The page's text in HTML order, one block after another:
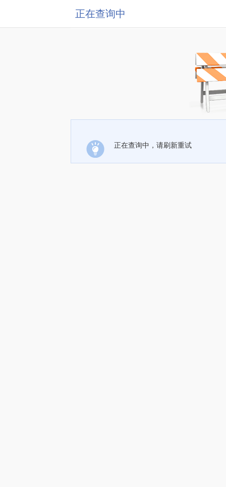
正在查询中
正在查询中，请刷新重试